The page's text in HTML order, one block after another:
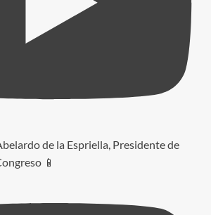
de la Espriella, Presidente de
📱